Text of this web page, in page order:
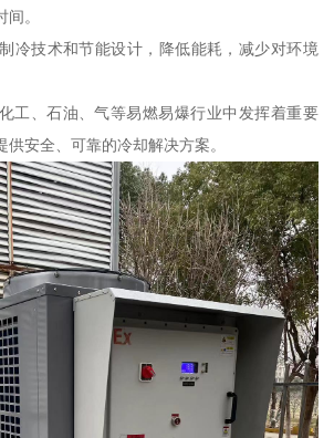
。
冷技术和节能设计，降低能耗，减少对环境
工、石油、气等易燃易爆行业中发挥着重要
安全、可靠的冷却解决方案。